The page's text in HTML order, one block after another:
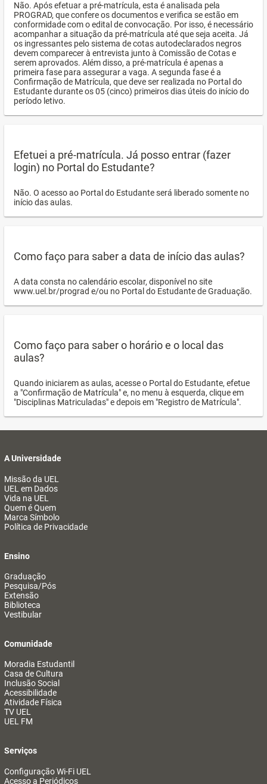
Não. Após efetuar a pré-matrícula, esta é analisada pela
PROGRAD, que confere os documentos e verifica se estão em
conformidade com o edital de convocação. Por isso, é necessário
acompanhar a situação da pré-matrícula até que seja aceita. Já
os ingressantes pelo sistema de cotas autodeclarados negros
devem comparecer à entrevista junto à Comissão de Cotas e
serem aprovados. Além disso, a pré-matrícula é apenas a
primeira fase para assegurar a vaga. A segunda fase é a
Confirmação de Matrícula, que deve ser realizada no Portal do
Estudante durante os 05 (cinco) primeiros dias úteis do início do
período letivo.
Efetuei a pré-matrícula. Já posso entrar (fazer
login) no Portal do Estudante?
Não. O acesso ao Portal do Estudante será liberado somente no
início das aulas.
Como faço para saber a data de início das aulas?
A data consta no calendário escolar, disponível no site
www.uel.br/prograd e/ou no Portal do Estudante de Graduação.
Como faço para saber o horário e o local das
aulas?
Quando iniciarem as aulas, acesse o Portal do Estudante, efetue
a "Confirmação de Matrícula" e, no menu à esquerda, clique em
"Disciplinas Matriculadas" e depois em "Registro de Matrícula".
A Universidade
Missão da UEL
UEL em Dados
Vida na UEL
Quem é Quem
Marca Símbolo
Política de Privacidade
Ensino
Graduação
Pesquisa/Pós
Extensão
Biblioteca
Vestibular
Comunidade
Moradia Estudantil
Casa de Cultura
Inclusão Social
Acessibilidade
Atividade Física
TV UEL
UEL FM
Serviços
Configuração Wi-Fi UEL
Acesso a Periódicos